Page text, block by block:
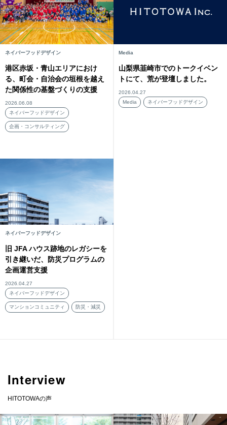
ネイバーフッドデザイン
港区赤坂・青山エリアにおけ
る、町会・自治会の垣根を越え
た関係性の基盤づくりの支援
2026.06.08
ネイバーフッドデザイン
企画・コンサルティング
Media
山梨県韮崎市でのトークイベン
トにて、荒が登壇しました。
2026.04.27
Media
ネイバーフッドデザイン
ネイバーフッドデザイン
旧 JFA ハウス跡地のレガシーを
引き継いだ、防災プログラムの
企画運営支援
2026.04.27
ネイバーフッドデザイン
マンションコミュニティ 防災・減災
Interview
HITOTOWAの声